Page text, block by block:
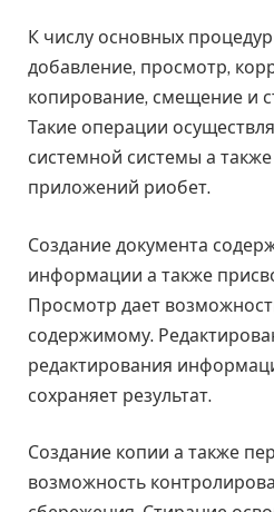
К числу основных
добавление, просмотр,
копирование, смещение и
Такие операции
системной системы а
приложений риобет.
Создание документа
информации а также
Просмотр дает
содержимому.
редактирования
сохраняет результат.
Создание копии а также
возможность